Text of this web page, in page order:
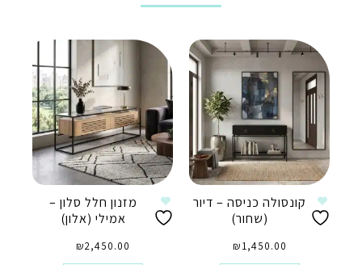
קונסולה כניסה – דיור
(שחור)
₪1,450.00
מזנון חלל סלון –
אמילי (אלון)
₪2,450.00